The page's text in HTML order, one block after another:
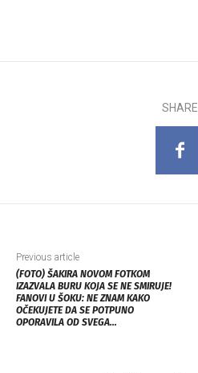
SHARE
Previous article
(FOTO) ŠAKIRA NOVOM FOTKOM
IZAZVALA BURU KOJA SE NE SMIRUJE!
FANOVI U ŠOKU: NE ZNAM KAKO
OČEKUJETE DA SE POTPUNO
OPORAVILA OD SVEGA…